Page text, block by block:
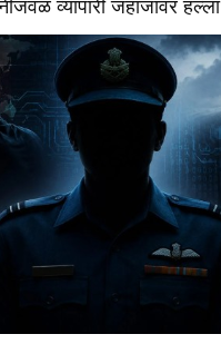
व्यापारी जहाजावर हल्ला